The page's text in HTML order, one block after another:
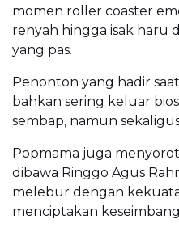
momen roller coaster
renyah hingga isak haru
yang pas.
Penonton yang hadir
bahkan sering keluar
sembap, namun
Popmama juga
dibawa Ringgo Agus
melebur dengan
menciptakan